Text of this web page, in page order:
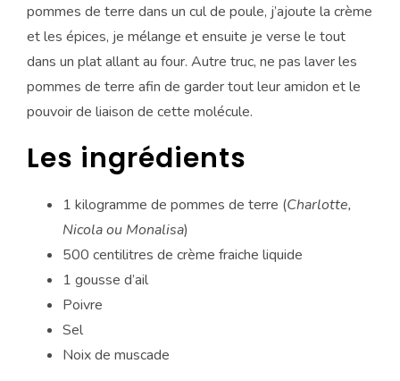
pommes de terre dans un cul de poule, j’ajoute la crème
et les épices, je mélange et ensuite je verse le tout
dans un plat allant au four. Autre truc, ne pas laver les
pommes de terre afin de garder tout leur amidon et le
pouvoir de liaison de cette molécule.
Les ingrédients
1 kilogramme de pommes de terre (Charlotte,
Nicola ou Monalisa)
500 centilitres de crème fraiche liquide
1 gousse d’ail
Poivre
Sel
Noix de muscade